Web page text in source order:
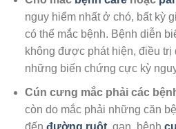
nguy hiểm nhất ở chó, bất kỳ
có thể mắc bệnh. Bệnh diễn
không được phát hiện, điều trị
những biến chứng cực kỳ
Cún cưng mắc phải các
còn do mắc phải những căn
đến đường ruột, gan, bệnh